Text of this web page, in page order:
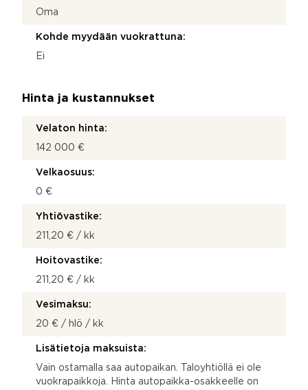
Oma
Kohde myydään vuokrattuna:
Ei
Hinta ja kustannukset
Velaton hinta:
142 000 €
Velkaosuus:
0 €
Yhtiövastike:
211,20 € / kk
Hoitovastike:
211,20 € / kk
Vesimaksu:
20 € / hlö / kk
Lisätietoja maksuista:
Vain ostamalla saa autopaikan. Taloyhtiöllä ei ole
vuokrapaikkoja. Hinta autopaikka-osakkeelle on